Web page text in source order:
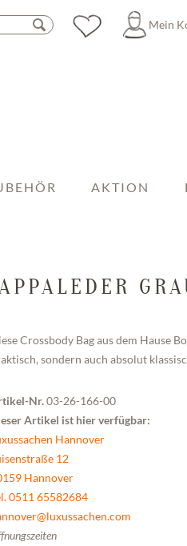
Mein
AKTION
Crossbody Bag aus dem Hause
sondern auch absolut
Nr.03-26-166-00
Artikel ist hier verfügbar:
Hannover
12
Hannover
0511 65582684